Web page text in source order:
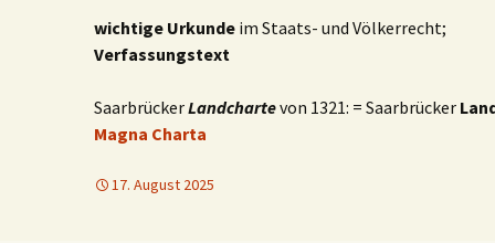
wichtige Urkunde im Staats- und Völkerrecht;
Verfassungstext
SaarbrückerLandchartevon 1321: = Saarbrücker
Magna Charta
17. August 2025